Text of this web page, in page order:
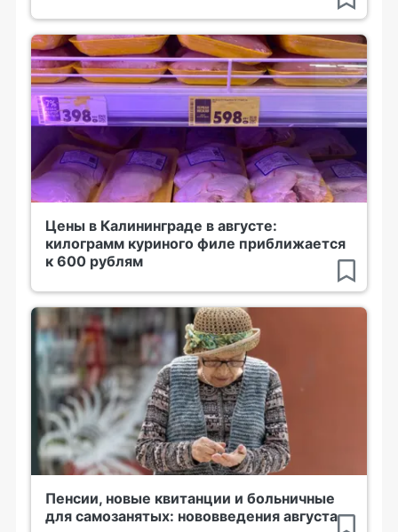
Цены в Калининграде в августе:
килограмм куриного филе приближается
к 600 рублям
Пенсии, новые квитанции и больничные
для самозанятых: нововведения августа